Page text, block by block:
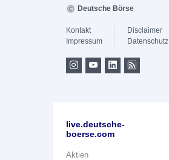
Deutsche Börse
Kontakt
Impressum
Disclaimer
Datenschutz
live.deutsche-
boerse.com
Aktien